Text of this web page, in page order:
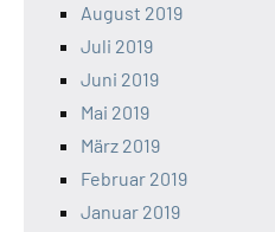
August 2019
Juli 2019
Juni 2019
Mai 2019
März 2019
Februar 2019
Januar 2019